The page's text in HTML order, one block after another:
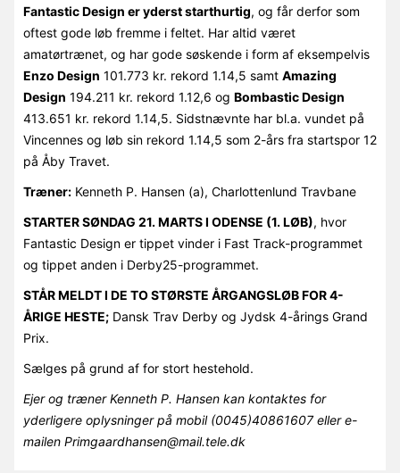
Fantastic Design er yderst starthurtig, og får derfor som
oftest gode løb fremme i feltet. Har altid været
amatørtrænet, og har gode søskende i form af eksempelvis
Enzo Design 101.773 kr. rekord 1.14,5 samt Amazing
Design 194.211 kr. rekord 1.12,6 og Bombastic Design
413.651 kr. rekord 1.14,5. Sidstnævnte har bl.a. vundet på
Vincennes og løb sin rekord 1.14,5 som 2-års fra startspor 12
på Åby Travet.
Træner:Kenneth P. Hansen (a), Charlottenlund Travbane
STARTER SØNDAG 21. MARTS I ODENSE (1. LØB), hvor
Fantastic Design er tippet vinder i Fast Track-programmet
og tippet anden i Derby25-programmet.
STÅR MELDT I DE TO STØRSTE ÅRGANGSLØB FOR 4-
ÅRIGE HESTE;Dansk Trav Derby og Jydsk 4-årings Grand
Prix.
Sælges på grund af for stort hestehold.
Ejer og træner Kenneth P. Hansen kan kontaktes for
yderligere oplysninger på mobil (0045)40861607 eller e-
mailen Primgaardhansen@mail.tele.dk